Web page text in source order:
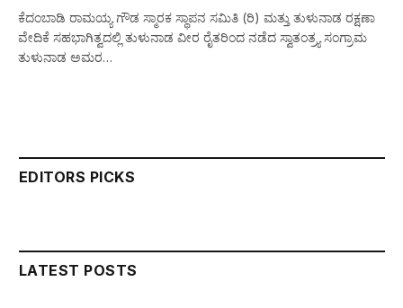
ಕೆದಂಬಾಡಿ ರಾಮಯ್ಯ ಗೌಡ ಸ್ಮಾರಕ ಸ್ಥಾಪನ ಸಮಿತಿ (ರಿ) ಮತ್ತು ತುಳುನಾಡ ರಕ್ಷಣಾ
ವೇದಿಕೆ ಸಹಭಾಗಿತ್ವದಲ್ಲಿ ತುಳುನಾಡ ವೀರ ರೈತರಿಂದ ನಡೆದ ಸ್ವಾತಂತ್ರ್ಯ ಸಂಗ್ರಾಮ
ತುಳುನಾಡ ಅಮರ…
EDITORS PICKS
LATEST POSTS